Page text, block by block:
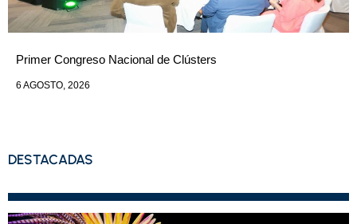
Primer Congreso Nacional de Clústers
6 AGOSTO, 2026
DESTACADAS